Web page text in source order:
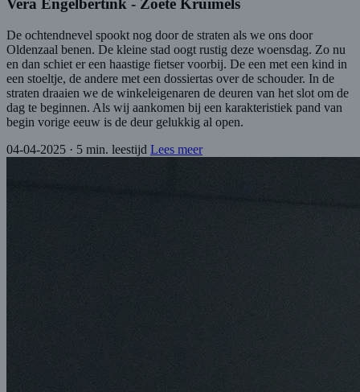
Vera Engelbertink - Zoete Kruimels
De ochtendnevel spookt nog door de straten als we ons door
Oldenzaal benen. De kleine stad oogt rustig deze woensdag. Zo nu
en dan schiet er een haastige fietser voorbij. De een met een kind in
een stoeltje, de andere met een dossiertas over de schouder. In de
straten draaien we de winkeleigenaren de deuren van het slot om de
dag te beginnen. Als wij aankomen bij een karakteristiek pand van
begin vorige eeuw is de deur gelukkig al open.
04-04-2025 · 5 min. leestijd Lees meer